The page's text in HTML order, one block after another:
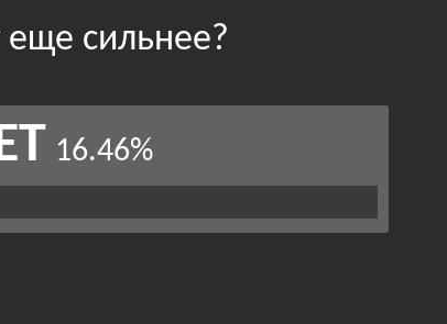
еще сильнее?
16.46%